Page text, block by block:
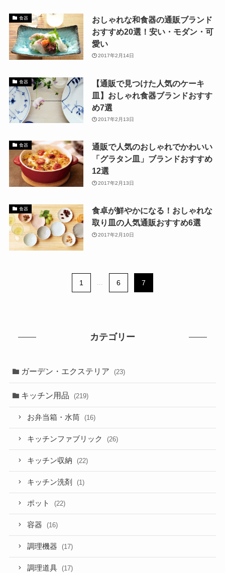
食器
おしゃれな和食器の通販ブランド
おすすめ20選！安い・モダン・可
愛い
2017年2月14日
食器
【通販で見つけた人気のケーキ
皿】おしゃれ食器ブランドおすす
め7選
2017年2月13日
食器
通販で人気のおしゃれでかわいい
「グラタン皿」ブランドおすすめ
12選
2017年2月13日
食器
食卓が鮮やかになる！おしゃれな
取り皿の人気通販おすすめ6選
2017年2月10日
1 6 7
カテゴリー
ガーデン・エクステリア (23)
キッチン用品 (219)
お弁当箱・水筒 (16)
キッチンファブリック (26)
キッチン収納 (22)
キッチン洗剤 (1)
ポット (22)
容器 (16)
調理機器 (17)
調理道具 (17)